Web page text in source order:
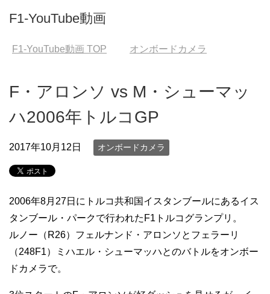
F1-YouTube動画
F1-YouTube動画 TOP オンボードカメラ
F・アロンソ vs M・シューマッ
ハ2006年トルコGP
2017年10月12日 オンボードカメラ
2006年8月27日にトルコ共和国イスタンブールにあるイス
タンブール・パークで行われたF1トルコグランプリ。
ルノー（R26）フェルナンド・アロンソとフェラーリ
（248F1）ミハエル・シューマッハとのバトルをオンボー
ドカメラで。